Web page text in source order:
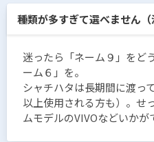
種類が多すぎて選べません（
迷ったら「ネーム９」をど
ーム６」を。
シャチハタは長期間に渡っ
以上使用される方も）。せ
ムモデルのVIVOなどいかが